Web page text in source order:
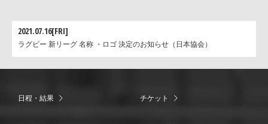
2021.07.16[FRI]
ラグビー 新リーグ 名称 ・ロゴ 決定のお知らせ（日本協会）
日程・結果 チケット